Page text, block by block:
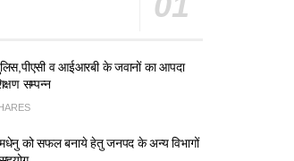
व आईआरबी के जवानों का आपदा
सम्पन्न
को सफल बनाये हेतु जनपद के अन्य विभागों